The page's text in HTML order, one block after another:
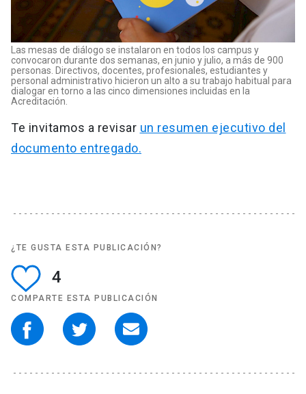
Las mesas de diálogo se instalaron en todos los campus y
convocaron durante dos semanas, en junio y julio, a más de 900
personas. Directivos, docentes, profesionales, estudiantes y
personal administrativo hicieron un alto a su trabajo habitual para
dialogar en torno a las cinco dimensiones incluidas en la
Acreditación.
Te invitamos a revisar un resumen ejecutivo del
documento entregado.
¿TE GUSTA ESTA PUBLICACIÓN?
4
COMPARTE ESTA PUBLICACIÓN